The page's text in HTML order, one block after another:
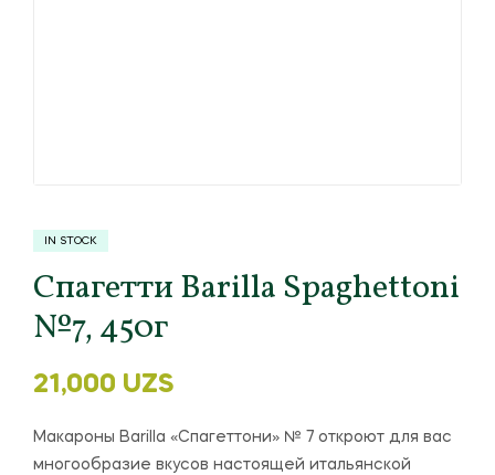
IN STOCK
Спагетти Barilla Spaghettoni
№7, 450г
21,000 UZS
Макароны Barilla «Спагеттони» № 7 откроют для вас
многообразие вкусов настоящей итальянской